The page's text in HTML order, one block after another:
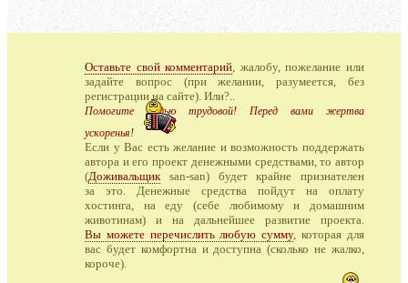
Оставьте свой комментарий, жалобу, пожелание или
задайте вопрос (при желании, разумеется, без
регистрации на сайте). Или?..
Помогите медью трудовой! Перед вами жертва
ускоренья!
Если у Вас есть желание и возможность поддержать
автора и его проект денежными средствами, то автор
(Доживальщикsan-san) будет крайне признателен
за это. Денежные средства пойдут на оплату
хостинга, на еду (себе любимому и домашним
животинам) и на дальнейшее развитие проекта.
Вы можете перечислить любую сумму, которая для
вас будет комфортна и доступна (сколько не жалко,
короче).